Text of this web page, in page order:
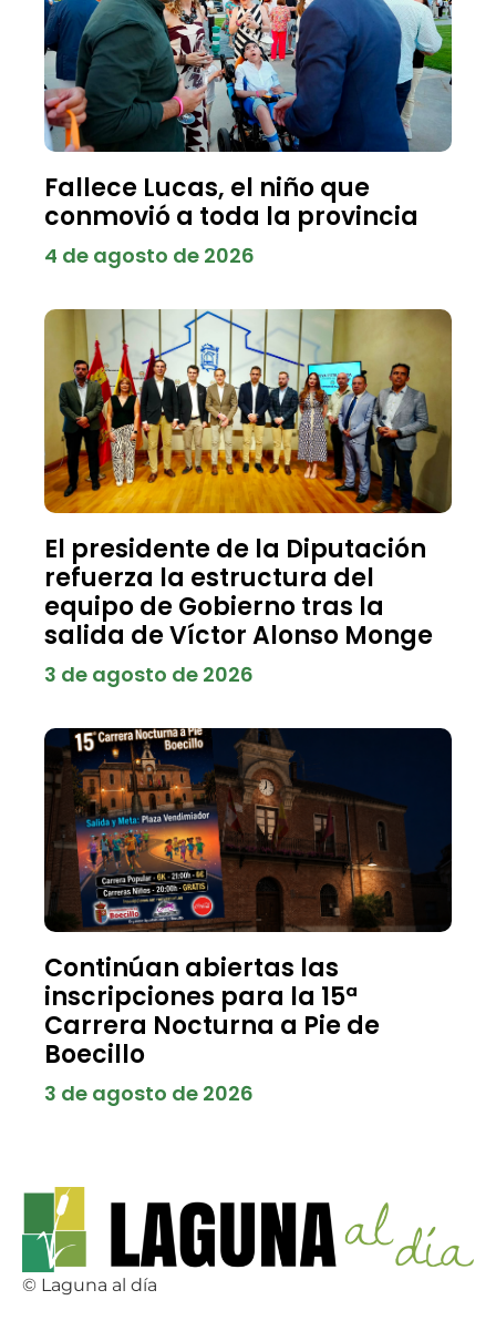
Fallece Lucas, el niño que
conmovió a toda la provincia
4 de agosto de 2026
El presidente de la Diputación
refuerza la estructura del
equipo de Gobierno tras la
salida de Víctor Alonso Monge
3 de agosto de 2026
Continúan abiertas las
inscripciones para la 15ª
Carrera Nocturna a Pie de
Boecillo
3 de agosto de 2026
© Laguna al día